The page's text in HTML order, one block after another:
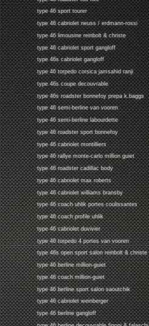
type 46 sport tourer
type 46 cabriolet neuss / erdmann-rossi
type 46 limousine reinbolt & christe
type 46 cabriolet sport gangloff
type 46s cabriolet gangloff
type 46 torpedo corsica jamsahid ranji
type 46s coupe decouvrable
type 46s roadster bonnefoy prepa k.baggs
type 46 semi-berline van vooren
type 46 semi-berline labourdette
type 46 roadster sport bonnefoy
type 46 cabriolet montilliers
type 46 rallye monte-carlo million guiet
type 46 roadster cadillac body
type 46 cabriolet max roberts
type 46 cabriolet williams bransby
type 46 coach uhlik portes coulissantes
type 46 coach profile uhlik
type 46 cabriolet duvivier
type 46 torpedo 4 portes van vooren
type 46s open sport salon reinbolt & christe
type 46 berline million-guiet
type 46 coach million-guiet
type 46 berline sport salon saoutchik
type 46 cabriolet weinberger
type 46 berline gangloff